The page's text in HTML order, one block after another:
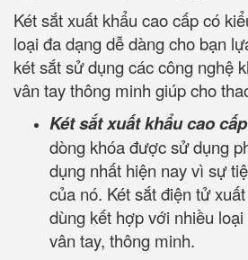
Két sắt xuất khẩu cao cấp có
loại đa dạng dễ dàng cho bạn
két sắt sử dụng các công nghệ
vân tay thông minh giúp cho
Két sắt xuất khẩu cao
dòng khóa được sử dụng
dụng nhất hiện nay vì sự
của nó. Két sắt điện tử
dùng kết hợp với nhiều
vân tay, thông minh.